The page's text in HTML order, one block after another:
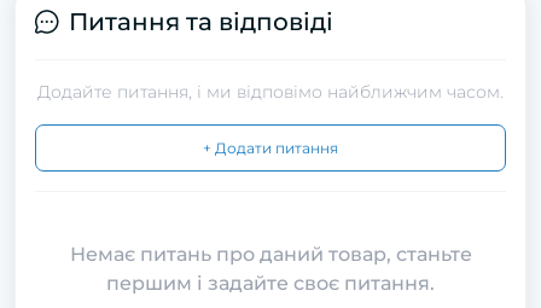
Питання та відповіді
Додайте питання, і ми відповімо найближчим часом.
+ Додати питання
Немає питань про даний товар, станьте
першим і задайте своє питання.